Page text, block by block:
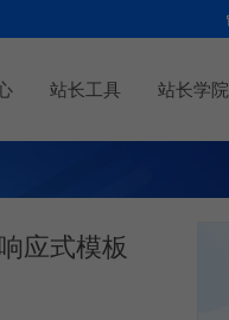
站长工具 站长学院
应式模板